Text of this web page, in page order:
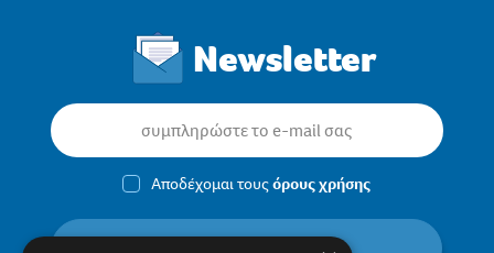
Newsletter
Αποδέχομαι τουςόρους χρήσης